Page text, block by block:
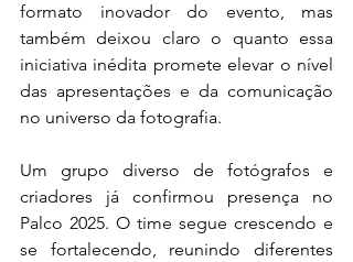
formato inovador do evento, mas
também deixou claro o quanto essa
iniciativa inédita promete elevar o nível
das apresentações e da comunicação
no universo da fotografia.
Um grupo diverso de fotógrafos e
criadores já confirmou presença no
Palco 2025. O time segue crescendo e
se fortalecendo, reunindo diferentes